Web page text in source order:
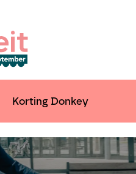
Korting Donkey